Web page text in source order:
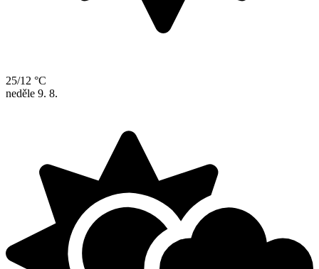
25/12 °C
neděle 9. 8.